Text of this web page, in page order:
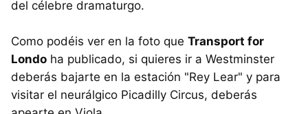
del célebre dramaturgo.
Como podéis ver en la foto que Transport for
Londo ha publicado, si quieres ir a Westminster
deberás bajarte en la estación "Rey Lear" y para
visitar el neurálgico Picadilly Circus, deberás